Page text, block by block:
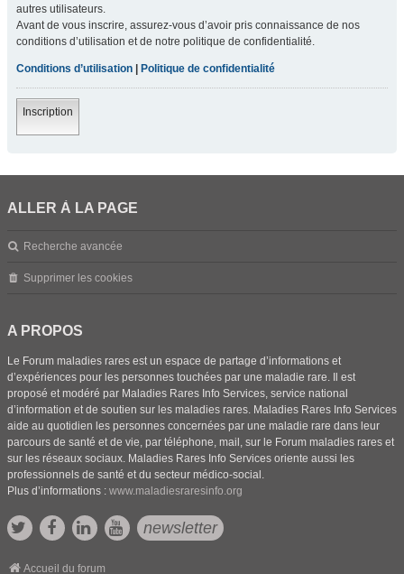
autres utilisateurs.
Avant de vous inscrire, assurez-vous d’avoir pris connaissance de nos
conditions d’utilisation et de notre politique de confidentialité.
Conditions d’utilisation Politique de confidentialité
Inscription
ALLER À LA PAGE
Recherche avancée
Supprimer les cookies
A PROPOS
Le Forum maladies rares est un espace de partage d’informations et
d’expériences pour les personnes touchées par une maladie rare. Il est
proposé et modéré par Maladies Rares Info Services, service national
d’information et de soutien sur les maladies rares. Maladies Rares Info Services
aide au quotidien les personnes concernées par une maladie rare dans leur
parcours de santé et de vie, par téléphone, mail, sur le Forum maladies rares et
sur les réseaux sociaux. Maladies Rares Info Services oriente aussi les
professionnels de santé et du secteur médico-social.
Plus d’informations : www.maladiesraresinfo.org
newsletter
Accueil du forum